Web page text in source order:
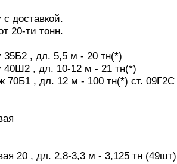
с доставкой.
20-ти тонн.
35Б2 , дл. 5,5 м - 20 тн(*)
40Ш2 , дл. 10-12 м - 21 тн(*)
70Б1 , дл. 12 м - 100 тн(*) ст. 09Г2С
20 , дл. 2,8-3,3 м - 3,125 тн (49шт)